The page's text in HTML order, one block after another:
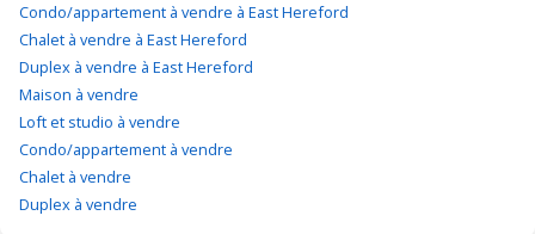
Condo/appartement à vendre à East Hereford
Chalet à vendre à East Hereford
Duplex à vendre à East Hereford
Maison à vendre
Loft et studio à vendre
Condo/appartement à vendre
Chalet à vendre
Duplex à vendre